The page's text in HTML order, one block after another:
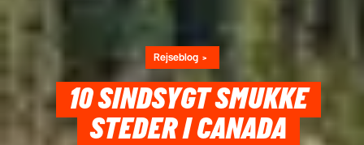
Rejseblog
10 SINDSYGT SMUKKE
STEDER I CANADA